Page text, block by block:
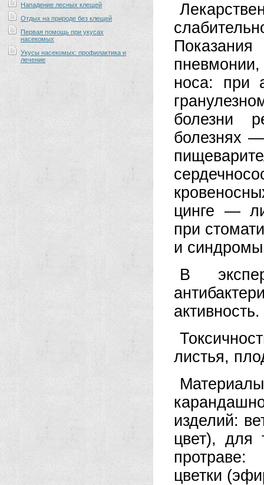
Нападение лесных клещей
Отдых на природе без клещей
Первая помощь при укусах
насекомых
Укусы насекомых: профилактика и
лечение
носа: при
болезни
болезнях
цинге —
при
и
В
активность.
листья,
изделий:
цвет), для
цветки